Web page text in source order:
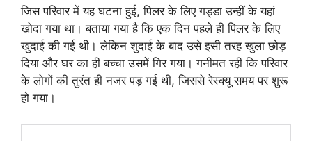
जिस परिवार में यह घटना हुई, पिलर के लिए गड्डा उन्हीं के यहां
खोदा गया था। बताया गया है कि एक दिन पहले ही पिलर के लिए
खुदाई की गई थी। लेकिन शुदाई के बाद उसे इसी तरह खुला छोड़
दिया और घर का ही बच्चा उसमें गिर गया। गनीमत रही कि परिवार
के लोगों की तुरंत ही नजर पड़ गई थी, जिससे रेस्क्यू समय पर शुरू
हो गया।